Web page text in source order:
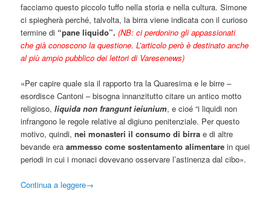
facciamo questo piccolo tuffo nella storia e nella cultura. Simone
ci spiegherà perché, talvolta, la birra viene indicata con il curioso
termine di “pane liquido”.(NB: ci perdonino gli appassionati
che già conoscono la questione. L’articolo però è destinato anche
al più ampio pubblico dei lettori di Varesenews)
«Per capire quale sia il rapporto tra la Quaresima e le birre –
esordisce Cantoni – bisogna innanzitutto citare un antico motto
religioso,liquida non frangunt ieiunium, e cioé “i liquidi non
infrangono le regole relative al digiuno penitenziale. Per questo
motivo, quindi,nei monasteri il consumo di birra e di altre
bevande eraammesso come sostentamento alimentare in quei
periodi in cui i monaci dovevano osservare l’astinenza dal cibo».
Continua a leggere→